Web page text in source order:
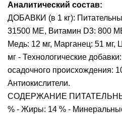
Аналитический состав:
ДОБАВКИ (в 1 кг):
31500 ME, Витамин D3: 800
Медь: 12 мг, Марганец: 51 мг,
мг - Технологические
осадочного происхождения:
Антиокислители.
СОДЕРЖАНИЕ
% - Жиры: 14 % -